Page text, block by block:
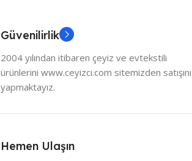
Güvenilirlik
2004 yılından itibaren çeyiz ve evtekstili
ürünlerini www.ceyizci.com sitemizden satışını
yapmaktayız.
Hemen Ulaşın